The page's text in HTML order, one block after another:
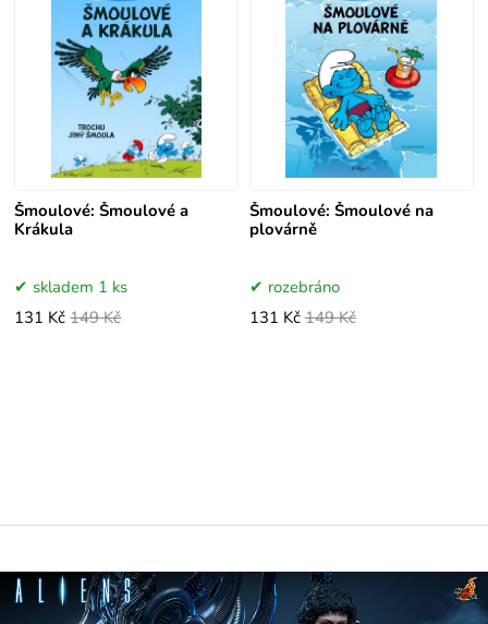
Šmoulové: Šmoulové a
Krákula
skladem 1 ks
131 Kč 149 Kč
Šmoulové: Šmoulové na
plovárně
rozebráno
131 Kč 149 Kč